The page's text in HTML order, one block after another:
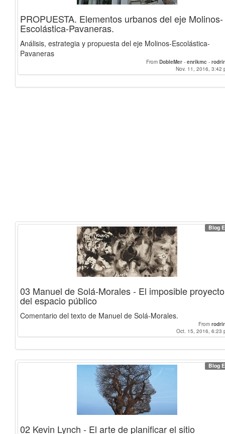
PROPUESTA. Elementos urbanos del eje Molinos-
Escolástica-Pavaneras.
Análisis, estrategia y propuesta del eje Molinos-Escolástica-
Pavaneras
From DobleMer - enrikmc -
Nov. 11, 2016, 3:42
Blog
03 Manuel de Solá-Morales - El imposible proyecto
del espacio público
Comentario del texto de Manuel de Solá-Morales.
From
Oct. 15, 2016, 6:23
Blog
02 Kevin Lynch - El arte de planificar el sitio